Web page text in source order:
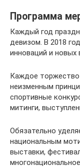
Программа
Каждый год
девизом. В 2018
инноваций и новых
Каждое торжество
неизменным
спортивные
митинги,
Обязательно
национальным
выставки,